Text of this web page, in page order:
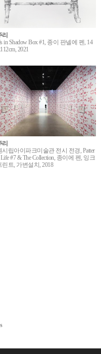
리
in Shadow Box #1, 종이 판넬에 펜, 14
2021
리
시립아이파크미술관 전시 전경, Patter
#7 & The Collection, 종이에 펜, 잉크
린트, 가변설치, 2018